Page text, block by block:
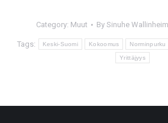
Category: Muut By Sinuhe
Tags: Keski-Suomi Kokoomus Norminpurku
Yrittäjyys